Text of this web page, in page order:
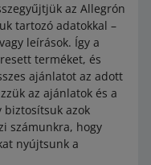
az Allegrón
tartozó adatokkal –
leírások. Így a
terméket, és
ajánlatot az adott
az ajánlatok és a
biztosítsuk azok
számunkra, hogy
nyújtsunk a